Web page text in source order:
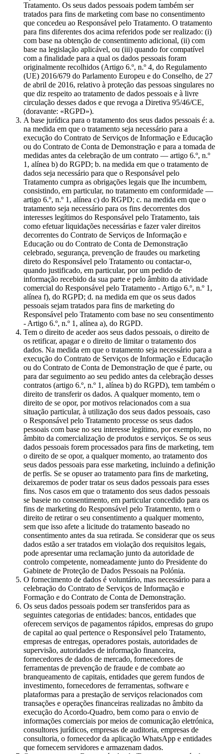
Tratamento. Os seus dados pessoais podem também ser
tratados para fins de marketing com base no consentimento
que concedeu ao Responsável pelo Tratamento. O tratamento
para fins diferentes dos acima referidos pode ser realizado: (i)
com base na obtenção de consentimento adicional, (ii) com
base na legislação aplicável, ou (iii) quando for compatível
com a finalidade para a qual os dados pessoais foram
originalmente recolhidos (Artigo 6.º, n.º 4, do Regulamento
(UE) 2016/679 do Parlamento Europeu e do Conselho, de 27
de abril de 2016, relativo à proteção das pessoas singulares no
que diz respeito ao tratamento de dados pessoais e à livre
circulação desses dados e que revoga a Diretiva 95/46/CE,
(doravante: «RGPD»).
A base jurídica para o tratamento dos seus dados pessoais é: a.
na medida em que o tratamento seja necessário para a
execução do Contrato de Serviços de Informação e Educação
ou do Contrato de Conta de Demonstração e para a tomada de
medidas antes da celebração de um contrato — artigo 6.º, n.º
1, alínea b) do RGPD; b. na medida em que o tratamento de
dados seja necessário para que o Responsável pelo
Tratamento cumpra as obrigações legais que lhe incumbem,
consistindo, em particular, no tratamento em conformidade —
artigo 6.º, n.º 1, alínea c) do RGPD; c. na medida em que o
tratamento seja necessário para os fins decorrentes dos
interesses legítimos do Responsável pelo Tratamento, tais
como efetuar liquidações necessárias e fazer valer direitos
decorrentes do Contrato de Serviços de Informação e
Educação ou do Contrato de Conta de Demonstração
celebrado, segurança, prevenção de fraudes ou marketing
direto do Responsável pelo Tratamento ou contactar-o,
quando justificado, em particular, por um pedido de
informação recebido da sua parte e pelo âmbito da atividade
comercial do Responsável pelo Tratamento - Artigo 6.º, n.º 1,
alínea f), do RGPD; d. na medida em que os seus dados
pessoais sejam tratados para fins de marketing do
Responsável pelo Tratamento com base no seu consentimento
- Artigo 6.º, n.º 1, alínea a), do RGPD.
Tem o direito de aceder aos seus dados pessoais, o direito de
os retificar, apagar e o direito de limitar o tratamento dos
dados. Na medida em que o tratamento seja necessário para a
execução do Contrato de Serviços de Informação e Educação
ou do Contrato de Conta de Demonstração de que é parte, ou
para dar seguimento ao seu pedido antes da celebração desses
contratos (artigo 6.º, n.º 1, alínea b) do RGPD), tem também o
direito de transferir os dados. A qualquer momento, tem o
direito de se opor, por motivos relacionados com a sua
situação particular, à utilização dos seus dados pessoais, caso
o Responsável pelo Tratamento processe os seus dados
pessoais com base no seu interesse legítimo, por exemplo, no
âmbito da comercialização de produtos e serviços. Se os seus
dados pessoais forem processados para fins de marketing, tem
o direito de se opor, a qualquer momento, ao tratamento dos
seus dados pessoais para esse marketing, incluindo a definição
de perfis. Se se opuser ao tratamento para fins de marketing,
deixaremos de poder tratar os seus dados pessoais para esses
fins. Nos casos em que o tratamento dos seus dados pessoais
se baseie no consentimento, em particular concedido para os
fins de marketing do Responsável pelo Tratamento, tem o
direito de retirar o seu consentimento a qualquer momento,
sem que isso afete a licitude do tratamento baseado no
consentimento antes da sua retirada. Se considerar que os seus
dados estão a ser tratados em violação dos requisitos legais,
pode apresentar uma reclamação junto da autoridade de
controlo competente, nomeadamente junto do Presidente do
Gabinete de Proteção de Dados Pessoais na Polónia.
O fornecimento de dados é voluntário, mas necessário para a
celebração do Contrato de Serviços de Informação e
Formação e do Contrato de Conta de Demonstração.
Os seus dados pessoais podem ser transferidos para as
seguintes categorias de entidades: bancos, entidades que
oferecem serviços de pagamentos rápidos, empresas do grupo
de capital ao qual pertence o Responsável pelo Tratamento,
empresas de entregas, operadores postais, autoridades de
supervisão, autoridades de informação financeira,
fornecedores de dados de mercado, fornecedores de
ferramentas de prevenção de fraude e de combate ao
branqueamento de capitais, entidades que gerem fundos de
investimento, fornecedores de ferramentas, software e
plataformas para a prestação de serviços relacionados com
transações e operações financeiras realizadas no âmbito da
execução do Acordo-Quadro, bem como para o envio de
informações comerciais por meios de comunicação eletrónica,
consultores jurídicos, empresas de auditoria, empresas de
consultoria, o fornecedor da aplicação WhatsApp e entidades
que fornecem servidores e armazenam dados.